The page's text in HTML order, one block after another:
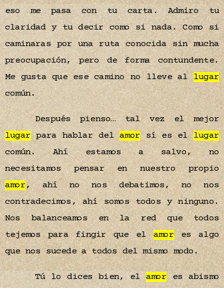
eso me pasa con tu carta. Admiro tu
claridad y tu decir como si nada. Como si
caminaras por una ruta conocida sin mucha
preocupación, pero de forma contundente.
Me gusta que ese camino no lleve allugar
común.
Después pienso… tal vez el mejor
lugarpara hablar delamorsí es ellugar
común. Ahí estamos a salvo, no
necesitamos pensar en nuestro propio
amor, ahí no nos debatimos, no nos
contradecimos, ahí somos todos y ninguno.
Nos balanceamos en la red que todos
tejemos para fingir que elamores algo
que nos sucede a todos del mismo modo.
Tú lo dices bien, elamores abismo